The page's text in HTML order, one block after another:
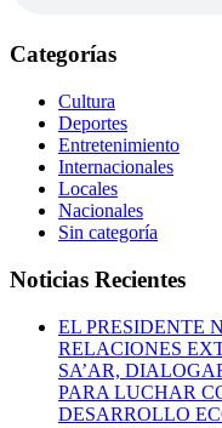
Categorías
Cultura
Deportes
Entretenimiento
Internacionales
Locales
Nacionales
Sin categoría
Noticias Recientes
EL PRESIDENTE
RELACIONES
SA’AR,
PARA LUCHAR
DESARROLLO